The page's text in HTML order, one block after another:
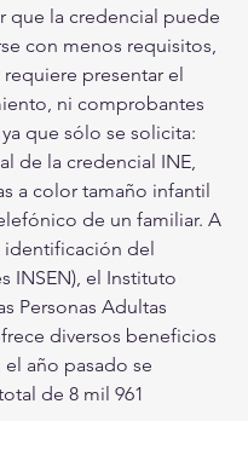
que la credencial puede
con menos requisitos,
requiere presentar el
ni comprobantes
que sólo se solicita:
de la credencial INE,
a color tamaño infantil
de un familiar. A
identificación del
INSEN), el Instituto
Personas Adultas
diversos beneficios
año pasado se
de 8 mil 961